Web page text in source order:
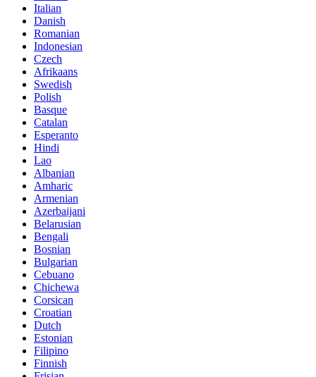
Italian
Danish
Romanian
Indonesian
Czech
Afrikaans
Swedish
Polish
Basque
Catalan
Esperanto
Hindi
Lao
Albanian
Amharic
Armenian
Azerbaijani
Belarusian
Bengali
Bosnian
Bulgarian
Cebuano
Chichewa
Corsican
Croatian
Dutch
Estonian
Filipino
Finnish